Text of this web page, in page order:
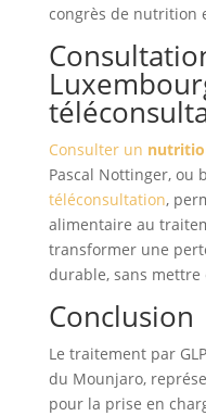
congrès de nutrition
Consulter un
Pascal Nottinger, ou
téléconsultation,
alimentaire au
transformer une
durable, sans mettre
Conclusion
Le traitement par
du Mounjaro,
pour la prise en